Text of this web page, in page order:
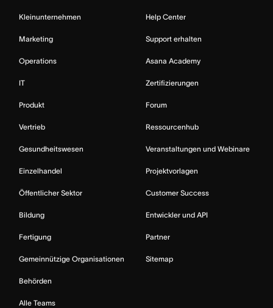
Kleinunternehmen
Marketing
Operations
IT
Produkt
Vertrieb
Gesundheitswesen
Einzelhandel
Öffentlicher Sektor
Bildung
Fertigung
Gemeinnützige Organisationen
Behörden
Alle Teams
Help Center
Support erhalten
Asana Academy
Zertifizierungen
Forum
Ressourcenhub
Veranstaltungen und Webinare
Projektvorlagen
Customer Success
Entwickler und API
Partner
Sitemap